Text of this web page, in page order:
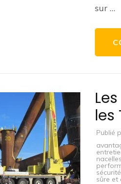
sur …
les
Publié
sécurité
sûre et